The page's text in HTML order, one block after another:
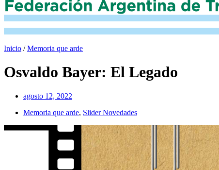
Inicio /Memoria que arde
Osvaldo Bayer: El Legado
agosto 12, 2022
Memoria que arde, Slider Novedades